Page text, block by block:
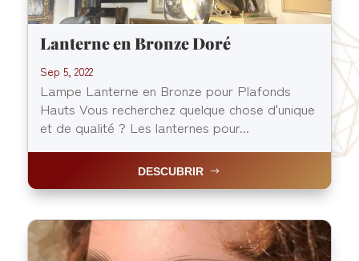
Lanterne en Bronze Doré
Sep 5, 2022
Lampe Lanterne en Bronze pour Plafonds
Hauts Vous recherchez quelque chose d'unique
et de qualité ? Les lanternes pour...
DESCUBRIR